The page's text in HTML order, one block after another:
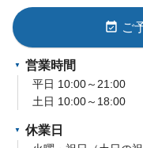
event_available ご
営業時間
平日 10:00～21:00
土日 10:00～18:00
休業日